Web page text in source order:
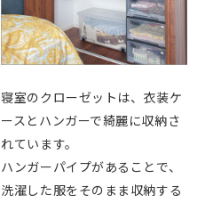
寝室のクローゼットは、衣装ケ
ースとハンガーで綺麗に収納さ
れています。
ハンガーパイプがあることで、
洗濯した服をそのまま収納する